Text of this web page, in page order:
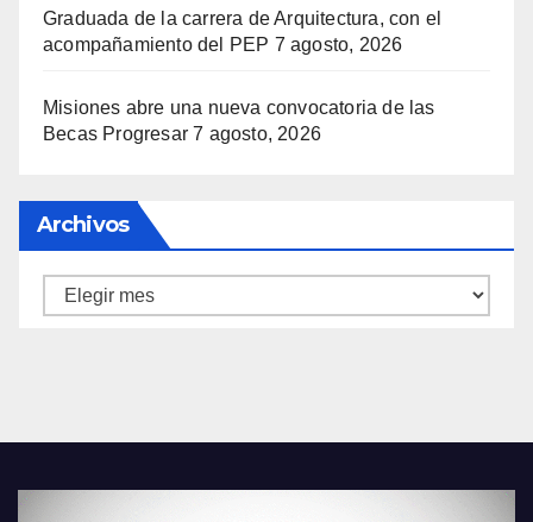
Graduada de la carrera de Arquitectura, con el
acompañamiento del PEP 7 agosto, 2026
Misiones abre una nueva convocatoria de las
Becas Progresar 7 agosto, 2026
Archivos
Archivos